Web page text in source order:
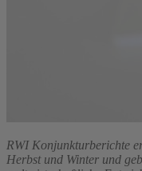
RWI Konjunkturberichte
Herbst und Winter und